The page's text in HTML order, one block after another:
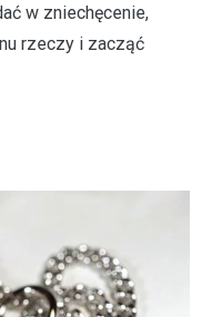
w zniechęcenie,
rzeczy i zacząć